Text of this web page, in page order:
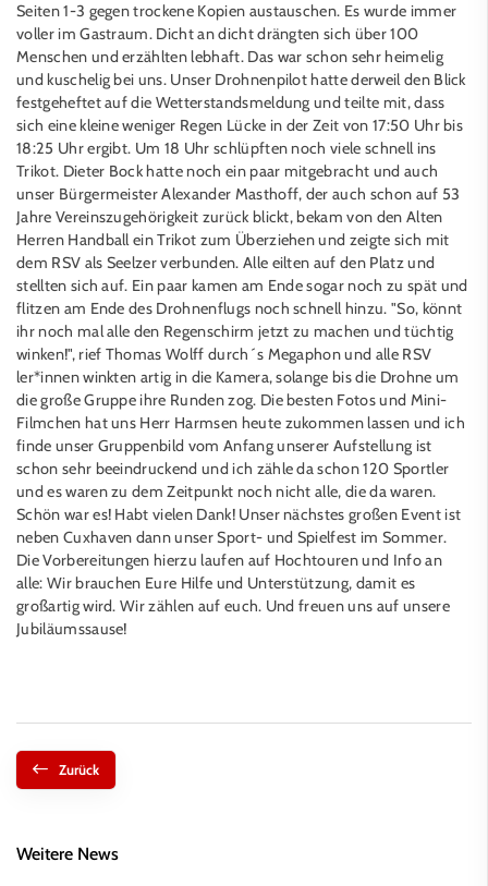
Seiten 1-3 gegen trockene Kopien austauschen. Es wurde immer
voller im Gastraum. Dicht an dicht drängten sich über 100
Menschen und erzählten lebhaft. Das war schon sehr heimelig
und kuschelig bei uns. Unser Drohnenpilot hatte derweil den Blick
festgeheftet auf die Wetterstandsmeldung und teilte mit, dass
sich eine kleine weniger Regen Lücke in der Zeit von 17:50 Uhr bis
18:25 Uhr ergibt. Um 18 Uhr schlüpften noch viele schnell ins
Trikot. Dieter Bock hatte noch ein paar mitgebracht und auch
unser Bürgermeister Alexander Masthoff, der auch schon auf 53
Jahre Vereinszugehörigkeit zurück blickt, bekam von den Alten
Herren Handball ein Trikot zum Überziehen und zeigte sich mit
dem RSV als Seelzer verbunden. Alle eilten auf den Platz und
stellten sich auf. Ein paar kamen am Ende sogar noch zu spät und
flitzen am Ende des Drohnenflugs noch schnell hinzu. "So, könnt
ihr noch mal alle den Regenschirm jetzt zu machen und tüchtig
winken!", rief Thomas Wolff durch´s Megaphon und alle RSV
ler*innen winkten artig in die Kamera, solange bis die Drohne um
die große Gruppe ihre Runden zog. Die besten Fotos und Mini-
Filmchen hat uns Herr Harmsen heute zukommen lassen und ich
finde unser Gruppenbild vom Anfang unserer Aufstellung ist
schon sehr beeindruckend und ich zähle da schon 120 Sportler
und es waren zu dem Zeitpunkt noch nicht alle, die da waren.
Schön war es! Habt vielen Dank! Unser nächstes großen Event ist
neben Cuxhaven dann unser Sport- und Spielfest im Sommer.
Die Vorbereitungen hierzu laufen auf Hochtouren und Info an
alle: Wir brauchen Eure Hilfe und Unterstützung, damit es
großartig wird. Wir zählen auf euch. Und freuen uns auf unsere
Jubiläumssause!
Zurück
Weitere News